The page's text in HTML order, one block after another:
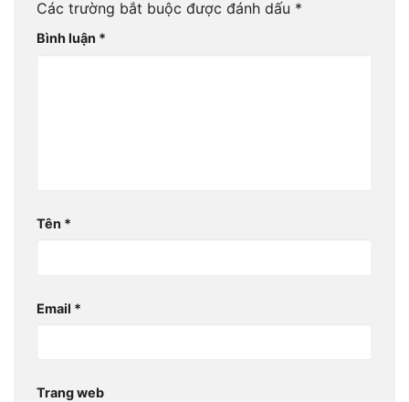
Các trường bắt buộc được đánh dấu *
Bình luận *
Tên *
Email *
Trang web